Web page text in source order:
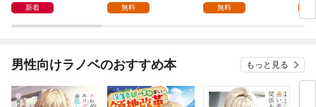
新着 無料 無料
男性向けラノベのおすすめ本 もっと見る